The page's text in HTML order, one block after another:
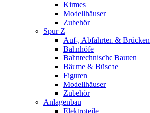
Kirmes
Modellhäuser
Zubehör
Spur Z
Auf-, Abfahrten & Brücken
Bahnhöfe
Bahntechnische Bauten
Bäume & Büsche
Figuren
Modellhäuser
Zubehör
Anlagenbau
Elektroteile